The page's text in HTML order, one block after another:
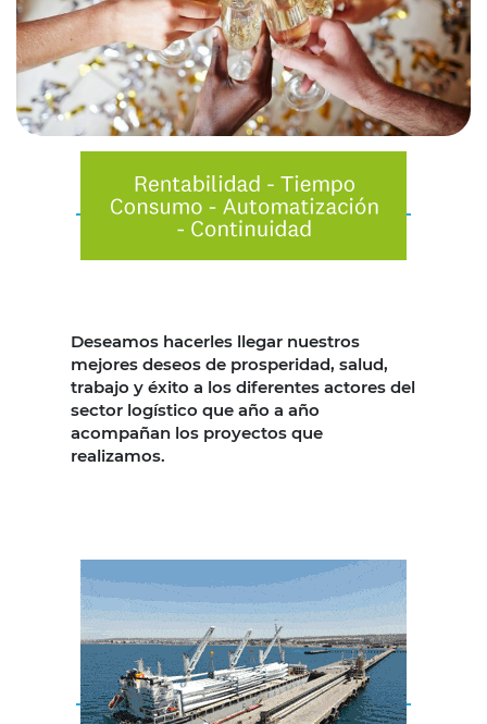
Deseamos hacerles llegar nuestros
mejores deseos de prosperidad, salud,
trabajo y éxito a los diferentes actores del
sector logístico que año a año
acompañan los proyectos que
realizamos.